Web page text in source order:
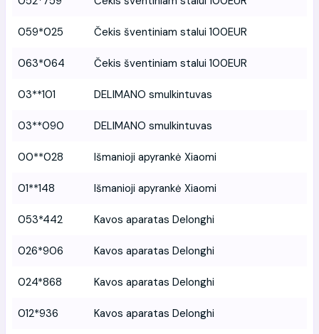
059*025 Čekis šventiniam stalui 100EUR
063*064 Čekis šventiniam stalui 100EUR
03**101 DELIMANO smulkintuvas
03**090 DELIMANO smulkintuvas
00**028 Išmanioji apyrankė Xiaomi
01**148 Išmanioji apyrankė Xiaomi
053*442 Kavos aparatas Delonghi
026*906 Kavos aparatas Delonghi
024*868 Kavos aparatas Delonghi
012*936 Kavos aparatas Delonghi